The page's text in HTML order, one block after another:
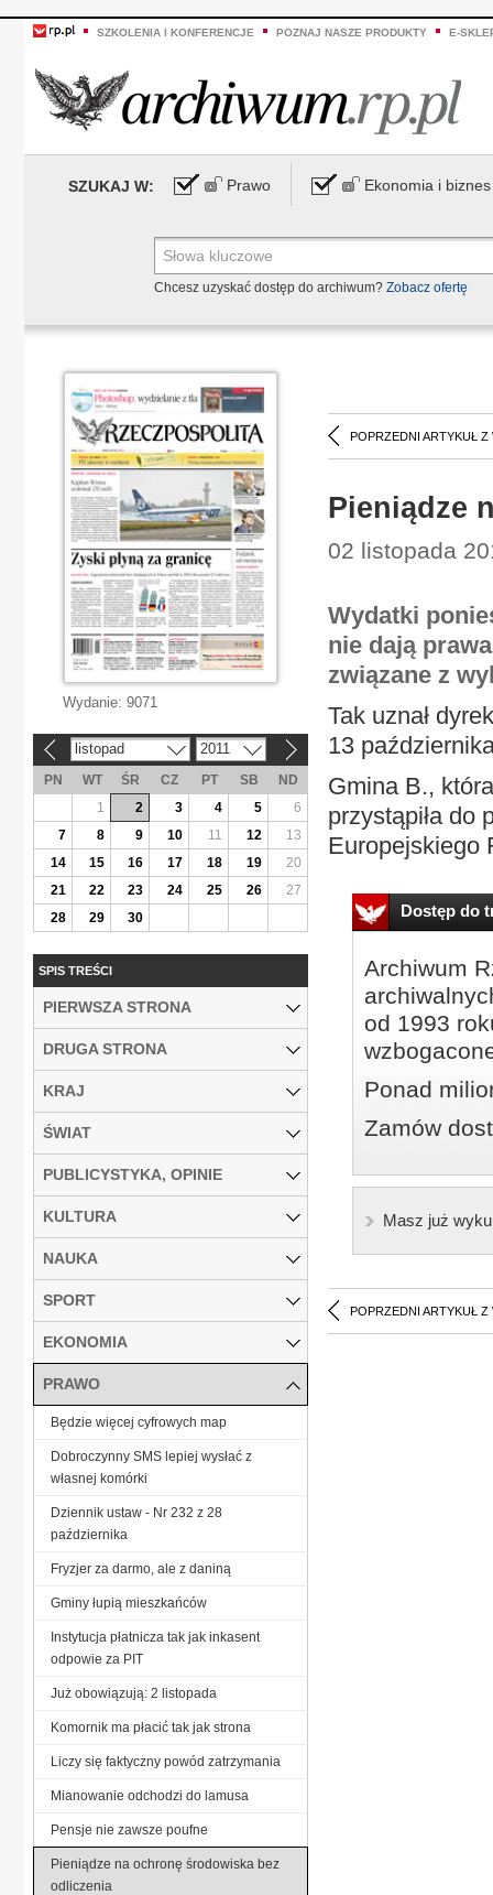
SZKOLENIA I KONFERENCJE POZNAJ NASZE PRODUKTY E-
SZUKAJ W: Prawo Ekonomia i biznes
Chcesz uzyskać dostęp do archiwum? Zobacz ofertę
POPRZEDNI ARTYKUŁ Z
Pieniądze
02 listopada
Wydatki
nie dają
związane z
Tak uznał
13
Gmina B.,
przystąpiła do
Europejskiego
Dostęp do
Archiwum
od 1993
Ponad
Zamów
Masz już
POPRZEDNI ARTYKUŁ Z
Wydanie: 9071
listopad 2011
PN WT ŚR CZ PT SB
ND
1
2 3 4 5
6
7
8 9 10 11 12
13
14
15 16 17 18 19
20
21
22 23 24 25 26
27
28
29 30
SPIS TREŚCI
PIERWSZA STRONA
DRUGA STRONA
KRAJ
ŚWIAT
PUBLICYSTYKA, OPINIE
KULTURA
NAUKA
SPORT
EKONOMIA
PRAWO
Będzie więcej cyfrowych map
Dobroczynny SMS lepiej wysłać z
własnej komórki
Dziennik ustaw - Nr 232 z 28
października
Fryzjer za darmo, ale z daniną
Gminy łupią mieszkańców
Instytucja płatnicza tak jak inkasent
odpowie za PIT
Już obowiązują: 2 listopada
Komornik ma płacić tak jak strona
Liczy się faktyczny powód zatrzymania
Mianowanie odchodzi do lamusa
Pensje nie zawsze poufne
Pieniądze na ochronę środowiska bez
odliczenia